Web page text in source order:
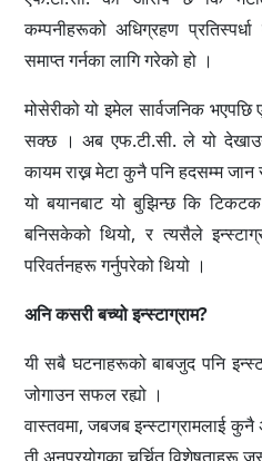
कम्पनीहरूको अधिग्रहण
समाप्त गर्नका लागि गरेको हो ।
मोसेरीको यो इमेल सार्वजनिक भएपछि
सक्छ । अब एफ.टी.सी. ले यो
कायम राख्न मेटा कुनै पनि हदसम्म
यो बयानबाट यो बुझिन्छ कि टिकटक
बनिसकेको थियो, र त्यसैले
परिवर्तनहरू गर्नुपरेको थियो ।
अनि कसरी बच्यो इन्स्टाग्राम?
यी सबै घटनाहरूको बाबजुद पनि
जोगाउन सफल रह्यो ।
वास्तवमा, जबजब इन्स्टाग्रामलाई